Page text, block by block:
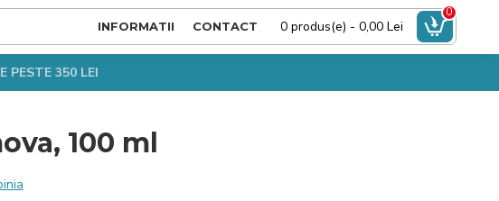
INFORMATII CONTACT 0 produs(e) - 0,00 Lei
0
PESTE 350 LEI
100 ml